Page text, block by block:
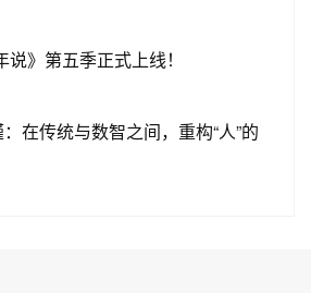
》第五季正式上线！
在传统与数智之间，重构“人”的